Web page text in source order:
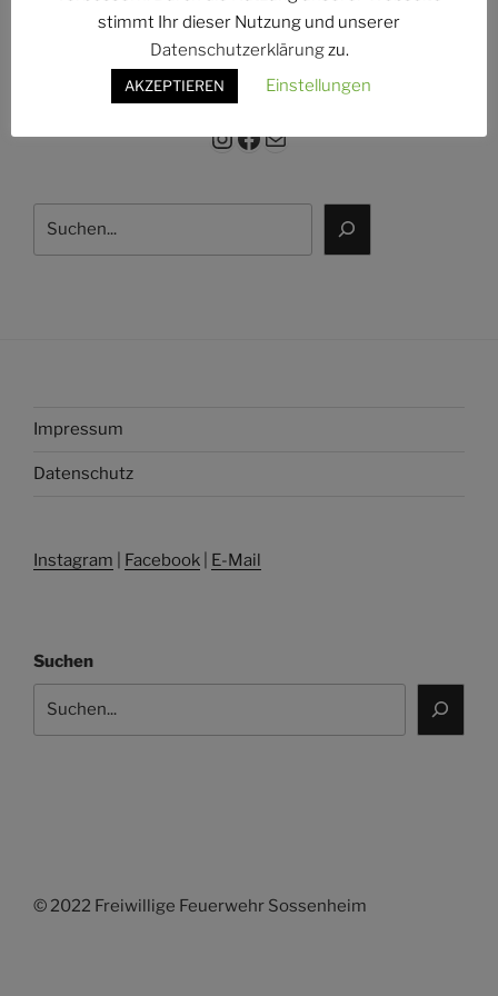
Instagram
Facebook
E-Mail
Impressum
Datenschutz
Instagram Facebook E-Mail
Suchen
© 2022 Freiwillige Feuerwehr Sossenheim
stimmt Ihr dieser Nutzung und unserer
Datenschutzerklärungzu.
AKZEPTIEREN Einstellungen